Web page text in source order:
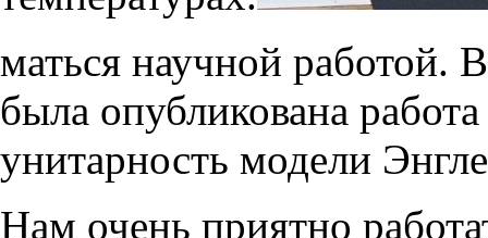
маться научной
была опубликована
унитарность модели
Нам очень приятно